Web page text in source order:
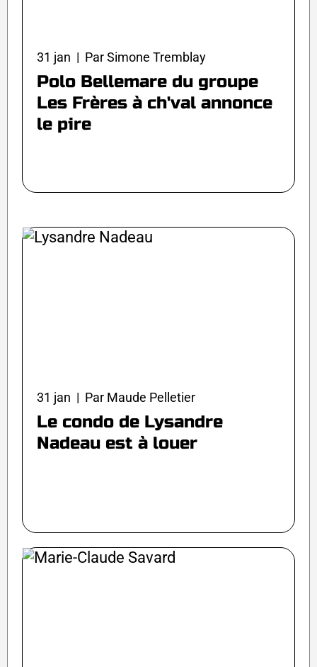
31 jan | Par Simone Tremblay
Polo Bellemare du groupe
Les Frères à ch'val annonce
le pire
31 jan | Par Maude Pelletier
Le condo de Lysandre
Nadeau est à louer